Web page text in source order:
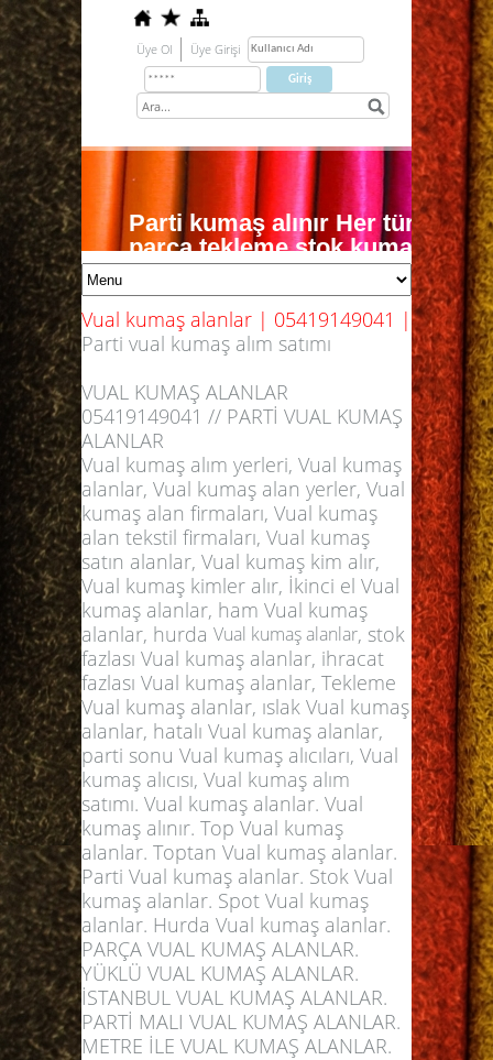
Üye Ol Üye Girişi
Parti kumaş alınır Her türlü
parça tekleme stok kumaş nakit
0541 914 90 41
örme kumaş alımı dokuma kumaş alımı
Vual kumaş alanlar | 05419149041 |
Parti vual kumaş alım satımı
VUAL KUMAŞ ALANLAR
05419149041 // PARTİ VUAL KUMAŞ
ALANLAR
Vual kumaş alım yerleri, Vual kumaş
alanlar, Vual kumaş alan yerler, Vual
kumaş alan firmaları, Vual kumaş
alan tekstil firmaları, Vual kumaş
satın alanlar, Vual kumaş kim alır,
Vual kumaş kimler alır, İkinci el Vual
kumaş alanlar, ham Vual kumaş
alanlar, hurda Vual kumaş alanlar, stok
fazlası Vual kumaş alanlar, ihracat
fazlası Vual kumaş alanlar, Tekleme
Vual kumaş alanlar, ıslak Vual kumaş
alanlar, hatalı Vual kumaş alanlar,
parti sonu Vual kumaş alıcıları, Vual
kumaş alıcısı, Vual kumaş alım
satımı. Vual kumaş alanlar. Vual
kumaş alınır. Top Vual kumaş
alanlar. Toptan Vual kumaş alanlar.
Parti Vual kumaş alanlar. Stok Vual
kumaş alanlar. Spot Vual kumaş
alanlar. Hurda Vual kumaş alanlar.
PARÇA VUAL KUMAŞ ALANLAR.
YÜKLÜ VUAL KUMAŞ ALANLAR.
İSTANBUL VUAL KUMAŞ ALANLAR.
PARTİ MALI VUAL KUMAŞ ALANLAR.
METRE İLE VUAL KUMAŞ ALANLAR.